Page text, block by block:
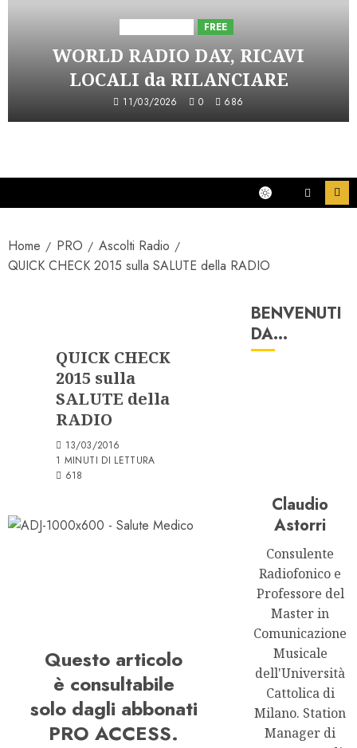
FREE
WORLD RADIO DAY, RICAVI
LOCALI da RILANCIARE
11/03/2026 0 686
Home PRO
Ascolti Radio
QUICK CHECK 2015 sulla SALUTE della RADIO
QUICK CHECK
2015 sulla
SALUTE della
RADIO
13/03/2016
1 MINUTI DI LETTURA
618
Questo articolo
è consultabile
solo dagli abbonati
PRO ACCESS.
BENVENUTI
DA…
Claudio
Astorri
Consulente
Radiofonico e
Professore del
Master in
Comunicazione
Musicale
dell'Università
Cattolica di
Milano. Station
Manager di